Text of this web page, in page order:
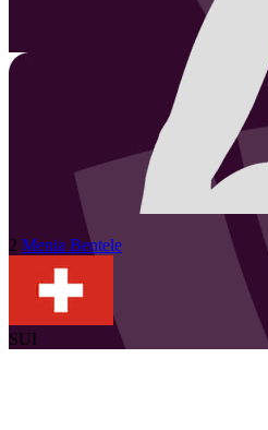
2 Menia Bentele
SUI